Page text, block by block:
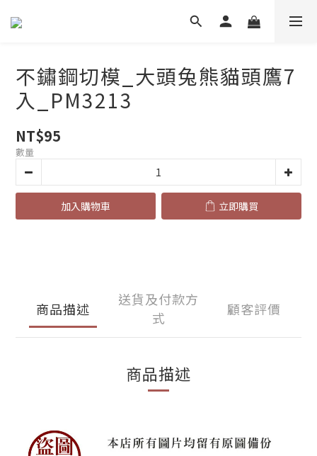
不鏽鋼切模_大頭兔熊貓頭鷹7
入_PM3213
NT$95
數量
加入購物車 立即購買
商品描述
送貨及付款方
式
顧客評價
商品描述